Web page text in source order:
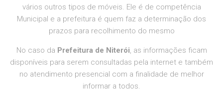
vários outros tipos de móveis. Ele é de competência
Municipal e a prefeitura é quem faz a determinação dos
prazos para recolhimento do mesmo
No caso da Prefeitura de Niterói, as informações ficam
disponíveis para serem consultadas pela internet e também
no atendimento presencial com a finalidade de melhor
informar a todos.